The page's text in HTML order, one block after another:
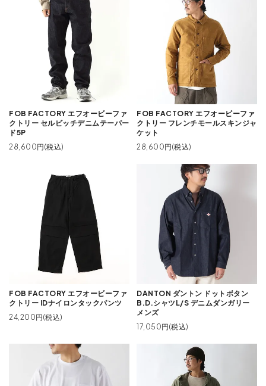
FOB FACTORY エフオービーファ
クトリー セルビッチデニムテーパー
ド5P
28,600円(税込)
FOB FACTORY エフオービーファ
クトリー フレンチモールスキンジャ
ケット
28,600円(税込)
FOB FACTORY エフオービーファ
クトリー IDナイロンタックパンツ
24,200円(税込)
DANTON ダントン ドットボタン
B.D.シャツL/S デニムダンガリー
メンズ
17,050円(税込)